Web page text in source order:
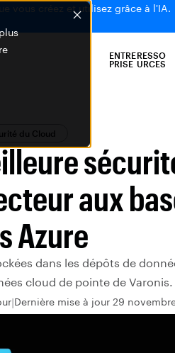
vous créez et utilisez grâce à l'IA.
ENTRE
PRISE
RESSO
URCES
du Cloud
aux
Azure
dans les dépôts de
cloud de pointe de Varonis.
Dernière mise à jour 29